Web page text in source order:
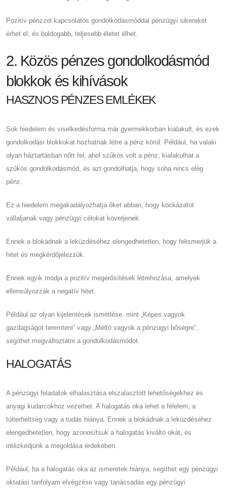
Pozitív pénzzel kapcsolatos gondolkodásmóddal pénzügyi sikereket
érhet el, és boldogabb, teljesebb életet élhet.
2. Közös pénzes gondolkodásmód
blokkok és kihívások
HASZNOS PÉNZES EMLÉKEK
Sok hiedelem és viselkedésforma már gyermekkorban kialakult, és ezek
gondolkodási blokkokat hozhatnak létre a pénz körül. Például, ha valaki
olyan háztartásban nőtt fel, ahol szűkös volt a pénz, kialakulhat a
szűkös gondolkodásmód, és azt gondolhatja, hogy soha nincs elég
pénz.
Ez a hiedelem megakadályozhatja őket abban, hogy kockázatot
vállaljanak vagy pénzügyi célokat követjenek.
Ennek a blokádnak a leküzdéséhez elengedhetetlen, hogy felismerjük a
hitet és megkérdőjelezzük.
Ennek egyik módja a pozitív megerősítések létrehozása, amelyek
ellensúlyozzák a negatív hitet.
Például az olyan kijelentések ismétlése, mint „Képes vagyok
gazdagságot teremteni” vagy „Méltó vagyok a pénzügyi bőségre”,
segíthet megváltoztatni a gondolkodásmódot.
HALOGATÁS
A pénzügyi feladatok elhalasztása elszalasztott lehetőségekhez és
anyagi kudarcokhoz vezethet. A halogatás oka lehet a félelem, a
túlterheltség vagy a tudás hiánya. Ennek a blokádnak a leküzdéséhez
elengedhetetlen, hogy azonosítsuk a halogatás kiváltó okát, és
intézkedjünk a megoldása érdekében.
Például, ha a halogatás oka az ismeretek hiánya, segíthet egy pénzügyi
oktatási tanfolyam elvégzése vagy tanácsadás egy pénzügyi